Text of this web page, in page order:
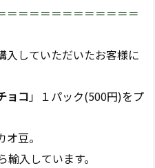
＝＝＝＝＝＝＝＝＝＝＝＝
入していただいたお客様に
ョコ」１パック(500円)をプ
豆。
入しています。